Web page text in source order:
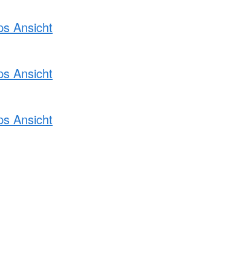
Ansicht
Ansicht
Ansicht